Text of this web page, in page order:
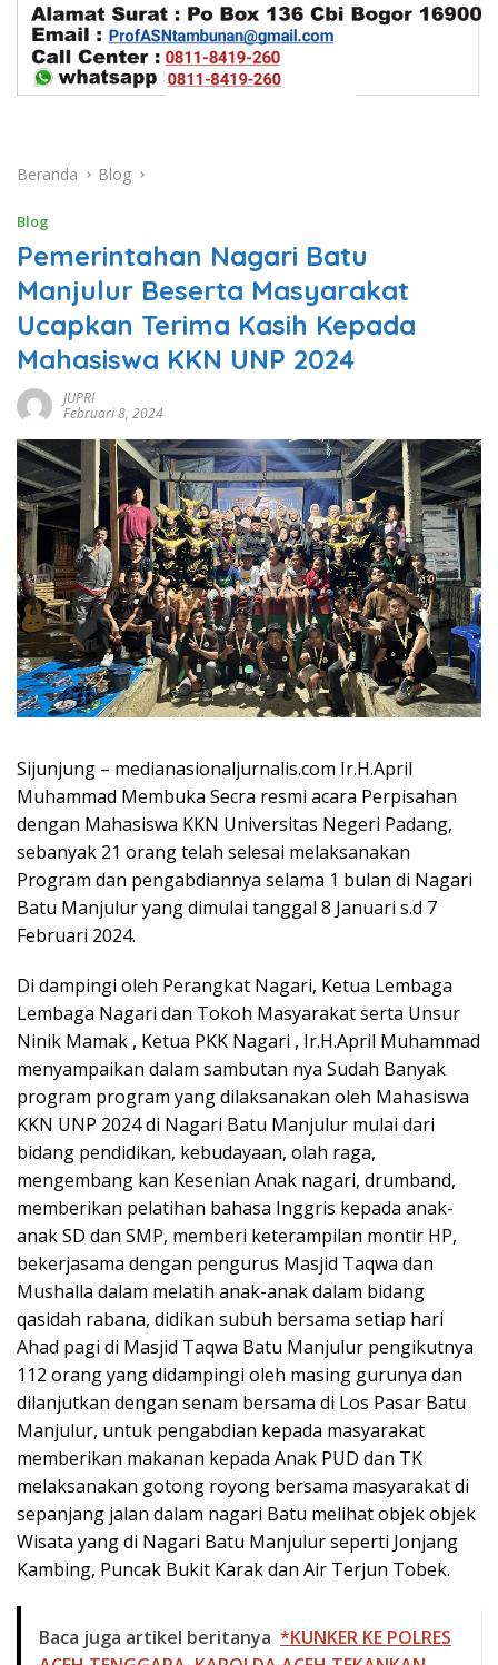
Beranda Blog
Blog
Pemerintahan Nagari Batu
Manjulur Beserta Masyarakat
Ucapkan Terima Kasih Kepada
Mahasiswa KKN UNP 2024
JUPRI
Februari 8, 2024
Sijunjung – medianasionaljurnalis.com Ir.H.April
Muhammad Membuka Secra resmi acara Perpisahan
dengan Mahasiswa KKN Universitas Negeri Padang,
sebanyak 21 orang telah selesai melaksanakan
Program dan pengabdiannya selama 1 bulan di Nagari
Batu Manjulur yang dimulai tanggal 8 Januari s.d 7
Februari 2024.
Di dampingi oleh Perangkat Nagari, Ketua Lembaga
Lembaga Nagari dan Tokoh Masyarakat serta Unsur
Ninik Mamak , Ketua PKK Nagari , Ir.H.April Muhammad
menyampaikan dalam sambutan nya Sudah Banyak
program program yang dilaksanakan oleh Mahasiswa
KKN UNP 2024 di Nagari Batu Manjulur mulai dari
bidang pendidikan, kebudayaan, olah raga,
mengembang kan Kesenian Anak nagari, drumband,
memberikan pelatihan bahasa Inggris kepada anak-
anak SD dan SMP, memberi keterampilan montir HP,
bekerjasama dengan pengurus Masjid Taqwa dan
Mushalla dalam melatih anak-anak dalam bidang
qasidah rabana, didikan subuh bersama setiap hari
Ahad pagi di Masjid Taqwa Batu Manjulur pengikutnya
112 orang yang didampingi oleh masing gurunya dan
dilanjutkan dengan senam bersama di Los Pasar Batu
Manjulur, untuk pengabdian kepada masyarakat
memberikan makanan kepada Anak PUD dan TK
melaksanakan gotong royong bersama masyarakat di
sepanjang jalan dalam nagari Batu melihat objek objek
Wisata yang di Nagari Batu Manjulur seperti Jonjang
Kambing, Puncak Bukit Karak dan Air Terjun Tobek.
Baca juga artikel beritanya *KUNKER KE POLRES